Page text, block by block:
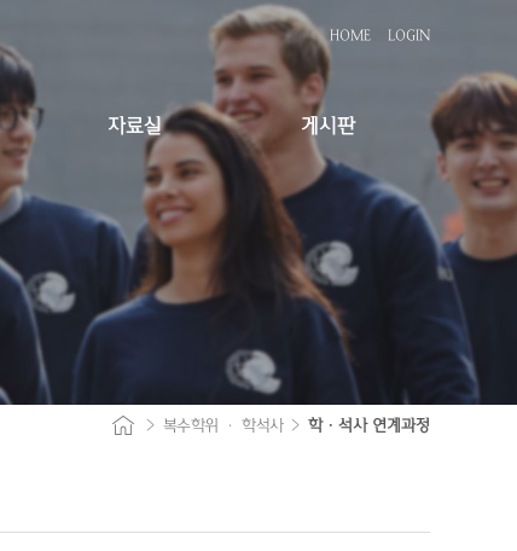
HOME LOGIN
자료실 게시판
> 복수학위 · 학석사 > 학·석사 연계과정